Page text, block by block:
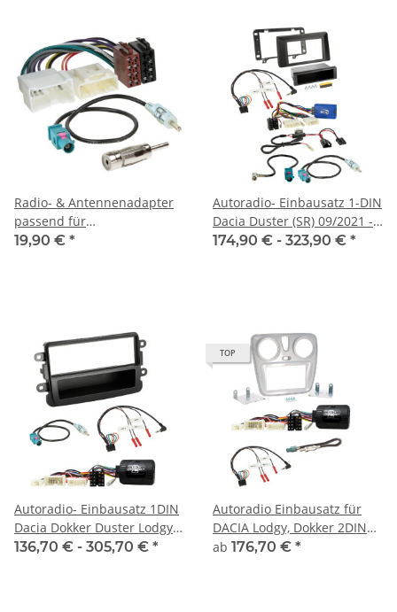
Radio- & Antennenadapter
passend für
Dacia/Fiat/Mercedes/Nissan/Renault/Opel
19,90 € *
Autoradio- Einbausatz 1-DIN
Dacia Duster (SR) 09/2021 -
2024
174,90 € - 323,90 € *
Autoradio- Einbausatz 1DIN
Dacia Dokker Duster Lodgy
Sandero ab 2012 mit LFB
136,70 € - 305,70 € *
TOP
Autoradio Einbausatz für
DACIA Lodgy, Dokker 2DIN
mit Lenkradfernbedienung
ab 176,70 € *